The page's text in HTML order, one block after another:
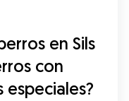
en Sils
con
especiales?